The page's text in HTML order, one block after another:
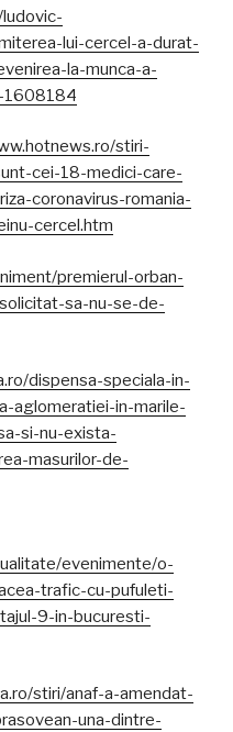
lui-cercel-a-durat-
la-munca-a-
1608184
stiri-
cei-18-medici-care-
coronavirus-romania-
cercel.htm
premierul-orban-
sa-nu-se-de-
dispensa-speciala-in-
aglomeratiei-in-marile-
si-nu-exista-
masurilor-de-
evenimente/o-
trafic-cu-pufuleti-
9-in-bucuresti-
stiri/anaf-a-amendat-
una-dintre-